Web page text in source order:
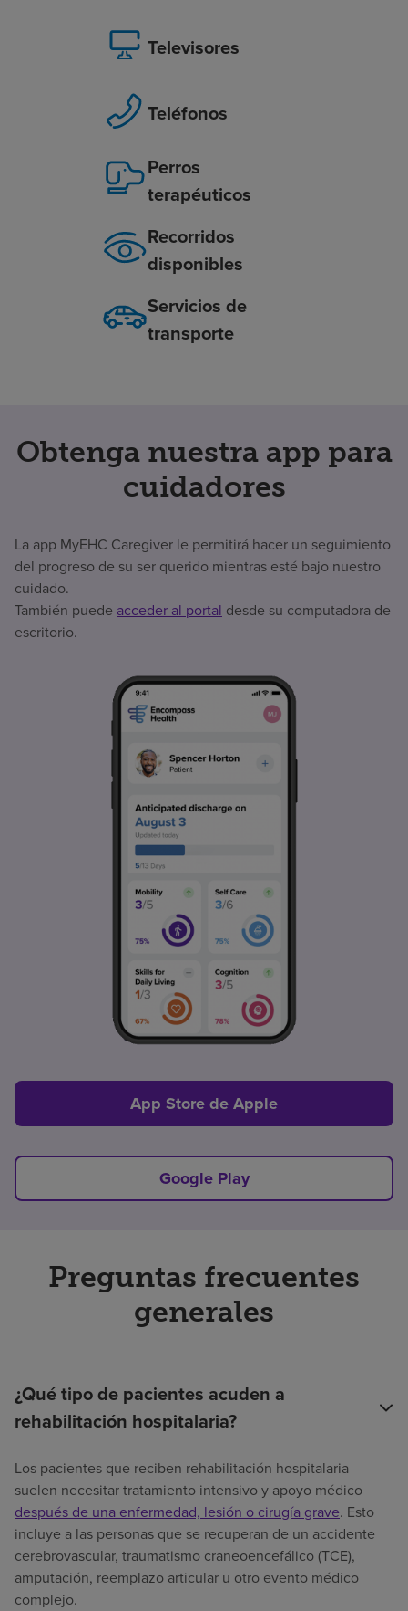
Televisores
Teléfonos
Perros
terapéuticos
Recorridos
disponibles
Servicios de
transporte
Obtenga nuestra app para
cuidadores
La app MyEHC Caregiver le permitirá hacer un seguimiento
del progreso de su ser querido mientras esté bajo nuestro
cuidado.
También puede acceder al portal desde su computadora de
escritorio.
App Store de Apple
Google Play
Preguntas frecuentes
generales
¿Qué tipo de pacientes acuden a
rehabilitación hospitalaria?
Los pacientes que reciben rehabilitación hospitalaria
suelen necesitar tratamiento intensivo y apoyo médico
después de una enfermedad, lesión o cirugía grave. Esto
incluye a las personas que se recuperan de un accidente
cerebrovascular, traumatismo craneoencefálico (TCE),
amputación, reemplazo articular u otro evento médico
complejo.